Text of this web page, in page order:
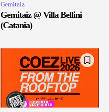
Gemitaiz
Gemitaiz @ Villa Bellini
(Catania)